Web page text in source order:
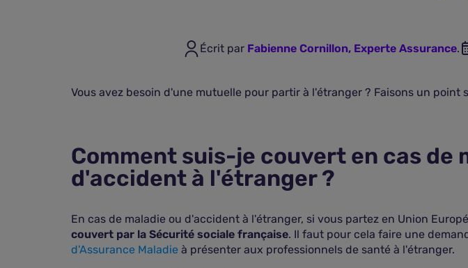
Écrit par Fabienne Cornillon, Experte Assurance.
Vous avez besoin d'une mutuelle pour partir à l'étranger ? Faisons un
Comment suis-je couvert en cas de
d'accident à l'étranger ?
En cas de maladie ou d'accident à l'étranger, si vous partez en Union
couvert par la Sécurité sociale française. Il faut pour cela faire une
d'Assurance Maladie à présenter aux professionnels de santé à l'étranger.